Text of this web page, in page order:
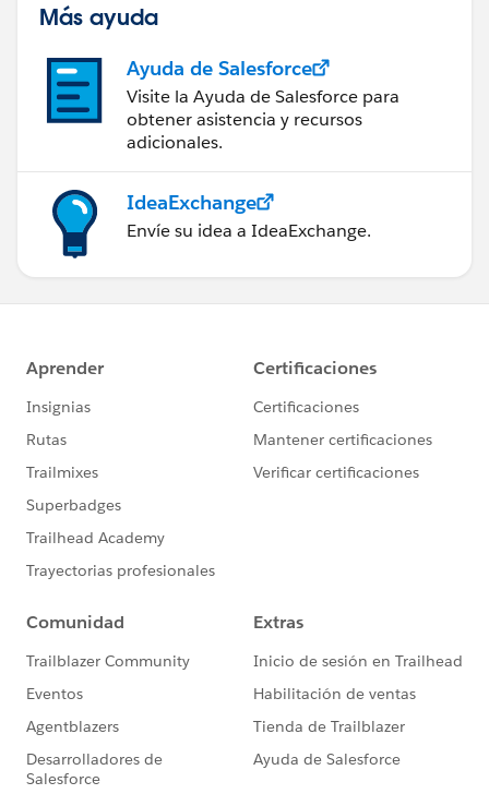
Más ayuda
Ayuda de Salesforce
Visite la Ayuda de Salesforce para
obtener asistencia y recursos
adicionales.
IdeaExchange
Envíe su idea a IdeaExchange.